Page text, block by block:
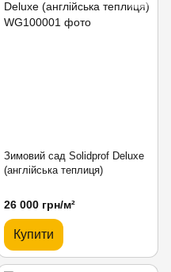
Зимовий сад Solidprof Deluxe
(англійська теплиця)
26 000 грн/м²
Купити